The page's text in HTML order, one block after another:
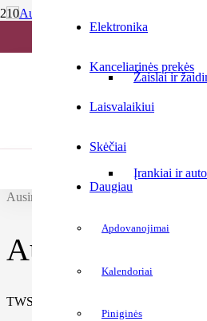
Turite klausimų? Klauskite!
Žaislai ir
Įrankiai ir
Elektronika
Kanceliarinės prekės
Laisvalaikiui
Skėčiai
Daugiau
Apdovanojimai
Kalendoriai
Piniginės
/
Ausinės KOLOR
Ausinės
TWS ausinės su įkrovimo dėklu